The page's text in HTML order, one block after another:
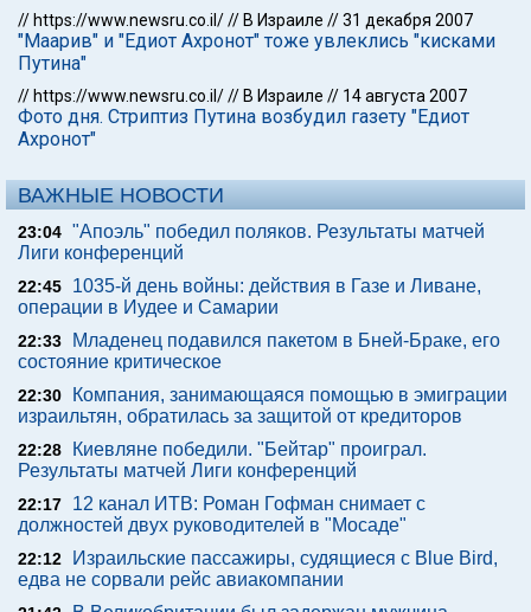
// https://www.newsru.co.il/// В Израиле //31 декабря 2007
"Маарив" и "Едиот Ахронот" тоже увлеклись "кисками
Путина"
// https://www.newsru.co.il/// В Израиле // 14 августа 2007
Фото дня. Стриптиз Путина возбудил газету "Едиот
Ахронот"
ВАЖНЫЕ НОВОСТИ
23:04 "Апоэль" победил поляков. Результаты матчей
Лиги конференций
22:45
1035-й день войны: действия в Газе и Ливане,
операции в Иудее и Самарии
22:33
Младенец подавился пакетом в Бней-Браке, его
состояние критическое
22:30
Компания, занимающаяся помощью в эмиграции
израильтян, обратилась за защитой от кредиторов
22:28
Киевляне победили. "Бейтар" проиграл.
Результаты матчей Лиги конференций
22:17
12 канал ИТВ: Роман Гофман снимает с
должностей двух руководителей в "Мосаде"
22:12
Израильские пассажиры, судящиеся с Blue Bird,
едва не сорвали рейс авиакомпании